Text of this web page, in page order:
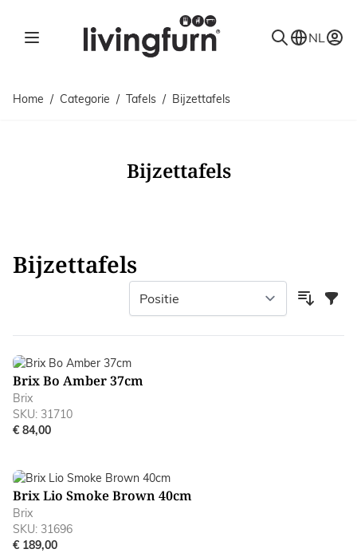
NL
Home / Categorie / Tafels / Bijzettafels
Bijzettafels
Bijzettafels
Brix Bo Amber 37cm
Brix
SKU: 31710
€ 84,00
Brix Lio Smoke Brown 40cm
Brix
SKU: 31696
€ 189,00